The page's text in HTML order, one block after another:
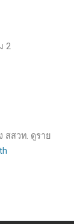
2
สสวท. ดูราย